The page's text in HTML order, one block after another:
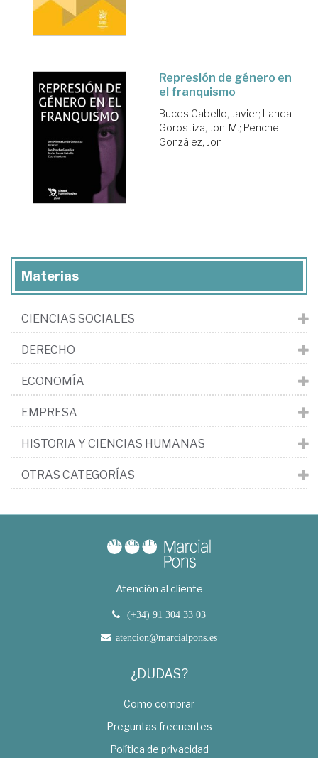
Represión de género en
el franquismo
Buces Cabello, Javier; Landa
Gorostiza, Jon-M.; Penche
González, Jon
Materias
CIENCIAS SOCIALES
DERECHO
ECONOMÍA
EMPRESA
HISTORIA Y CIENCIAS HUMANAS
OTRAS CATEGORÍAS
Atención al cliente
(+34) 91 304 33 03
atencion@marcialpons.es
¿DUDAS?
Como comprar
Preguntas frecuentes
Política de privacidad